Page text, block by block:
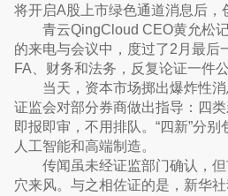
将开启A股上市绿色通道消息后，
青云QingCloud CEO黄允松
的来电与会议中，度过了2月最后
FA、财务和法务，反复论证一件
当天，资本市场掷出爆炸性
证监会对部分券商做出指导：四类
即报即审，不用排队。“四新”分别
人工智能和高端制造。
传闻虽未经证监部门确认，
穴来风。与之相佐证的是，新华